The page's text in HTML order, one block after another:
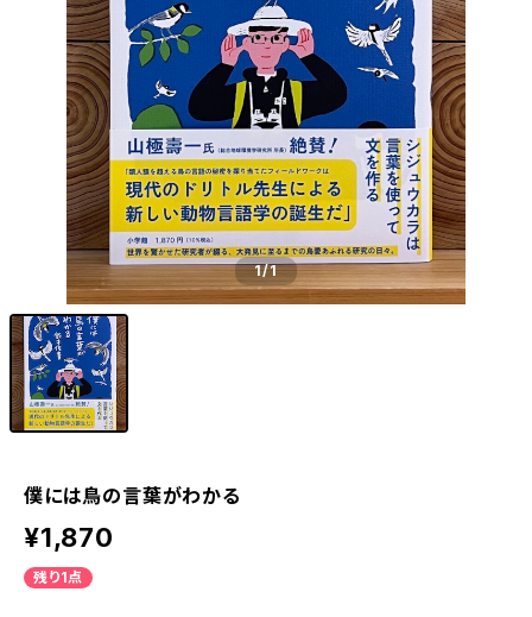
1/1
僕には鳥の言葉がわかる
¥1,870
残り1点